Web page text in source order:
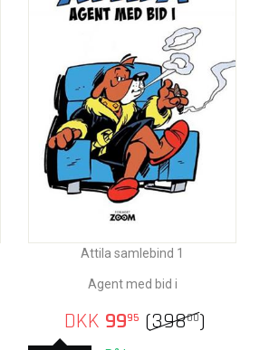
Attila samlebind 1
Agent med bid i
DKK 9995 (39800)